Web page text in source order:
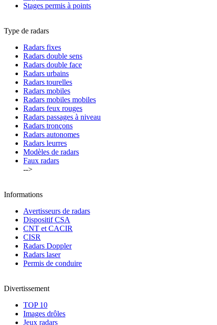
Stages permis à points
Type de radars
Radars fixes
Radars double sens
Radars double face
Radars urbains
Radars tourelles
Radars mobiles
Radars mobiles mobiles
Radars feux rouges
Radars passages à niveau
Radars tronçons
Radars autonomes
Radars leurres
Modèles de radars
Faux radars
-->
Informations
Avertisseurs de radars
Dispositif CSA
CNT et CACIR
CISR
Radars Doppler
Radars laser
Permis de conduire
Divertissement
TOP 10
Images drôles
Jeux radars